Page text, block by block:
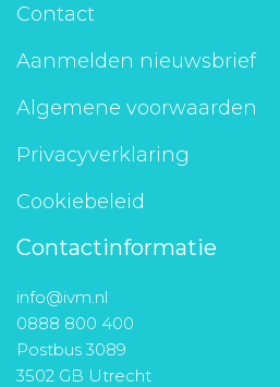
Contact
Aanmelden nieuwsbrief
Algemene voorwaarden
Privacyverklaring
Cookiebeleid
Contactinformatie
info@ivm.nl
0888 800 400
Postbus 3089
3502 GB Utrecht